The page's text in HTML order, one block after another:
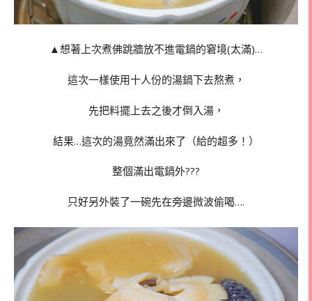
▲想著上次煮佛跳牆放不進電鍋的窘境(太滿)…
這次一樣使用十人份的湯鍋下去熬煮，
先把料擺上去之後才倒入湯，
結果…這次的湯竟然滿出來了（給的超多！）
整個滿出電鍋外???
只好另外裝了一碗先在旁邊微波偷喝….